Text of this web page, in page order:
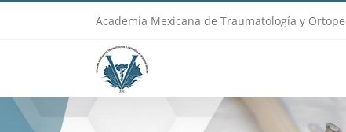
Academia Mexicana de Traumatología y